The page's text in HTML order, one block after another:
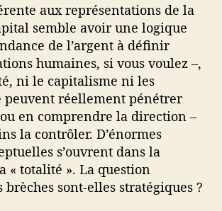
aux représentations de la
semble avoir une logique
de l’argent à définir
humaines, si vous voulez –,
ni le capitalisme ni les
réellement pénétrer
en comprendre la direction –
la contrôler. D’énormes
s’ouvrent dans la
« totalité ». La question
brèches sont-elles stratégiques ?